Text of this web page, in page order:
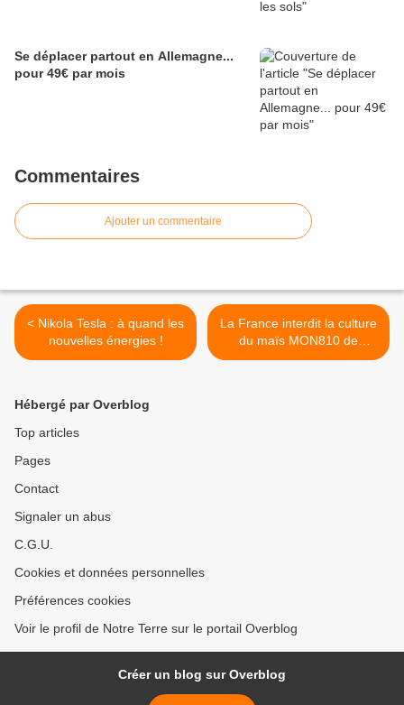
Se déplacer partout en Allemagne...
pour 49€ par mois
Commentaires
Ajouter un commentaire
< Nikola Tesla : à quand les
nouvelles énergies !
La France interdit la culture
du maïs MON810 de
Monsanto >
Hébergé par Overblog
Top articles
Pages
Contact
Signaler un abus
C.G.U.
Cookies et données personnelles
Préférences cookies
Voir le profil de Notre Terre sur le portail Overblog
Créer un blog sur Overblog